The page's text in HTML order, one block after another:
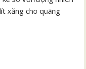
xăng cho quãng